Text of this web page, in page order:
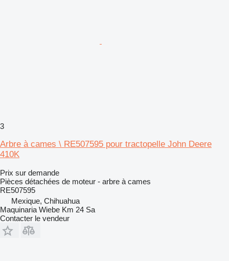
3
Arbre à cames \ RE507595 pour tractopelle John Deere
410K
Prix sur demande
Pièces détachées de moteur - arbre à cames
RE507595
Mexique, Chihuahua
Maquinaria Wiebe Km 24 Sa
Contacter le vendeur